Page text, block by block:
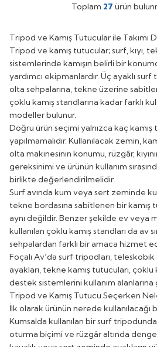
Toplam 27 ürün
Tripod ve Kamış Tutucular ile Takımı
Tripod ve kamış tutucular; surf, kıyı,
sistemlerinde kamışın belirli bir
yardımcı ekipmanlardır. Üç ayaklı
olta sehpalarına, tekne üzerine
çoklu kamış standlarına kadar farklı
modeller bulunur.
Doğru ürün seçimi yalnızca kaç kamış
yapılmamalıdır. Kullanılacak zemin,
olta makinesinin konumu, rüzgâr,
gereksinimi ve ürünün kullanım
birlikte değerlendirilmelidir.
Surf avında kum veya sert zeminde
tekne bordasına sabitlenen bir kamış
aynı değildir. Benzer şekilde ev veya
kullanılan çoklu kamış standları da av
sehpalardan farklı bir amaca hizmet
Foçalı Av’da surf tripodları, teleskobik
ayakları, tekne kamış tutucuları, çoklu
destek sistemlerini kullanım alanlarına
Tripod ve Kamış Tutucu Seçerken
İlk olarak ürünün nerede kullanılacağı
Kumsalda kullanılan bir surf tripodunda
oturma biçimi ve rüzgâr altında